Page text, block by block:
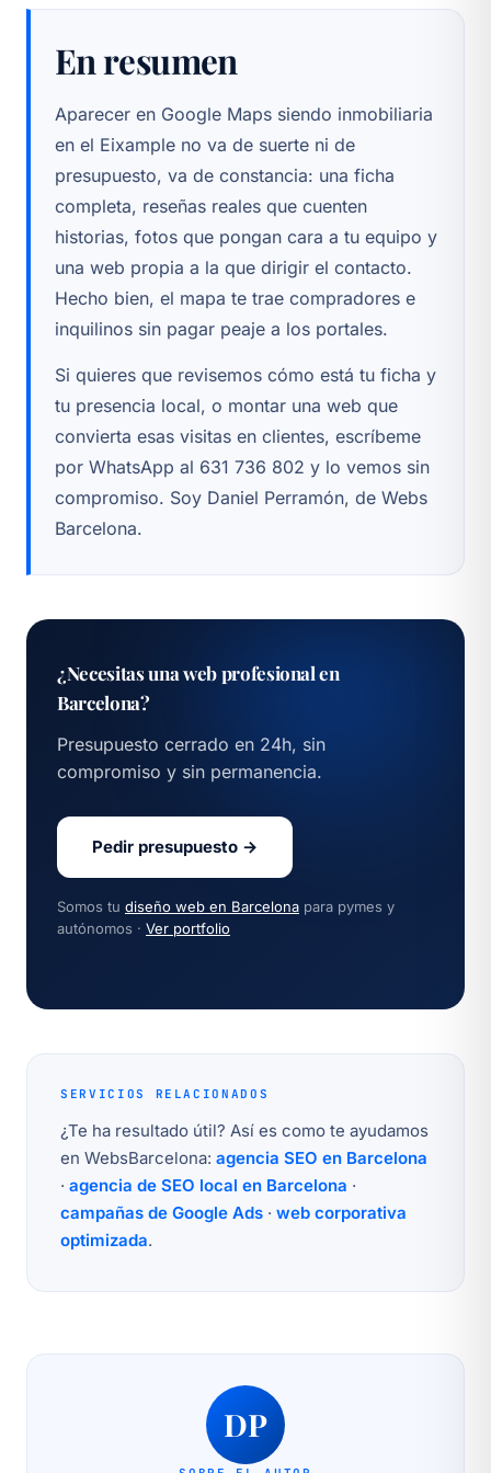
con el tiempo.
discutas en público. Y si es injusta o falsa,
aunque no siempre la aceptan.
En resumen
Aparecer en Google Maps siendo inmobiliaria
en el Eixample no va de suerte ni de
presupuesto, va de constancia: una ficha
completa, reseñas reales que cuenten
historias, fotos que pongan cara a tu equipo y
una web propia a la que dirigir el contacto.
Hecho bien, el mapa te trae compradores e
inquilinos sin pagar peaje a los portales.
Si quieres que revisemos cómo está tu ficha y
tu presencia local, o montar una web que
convierta esas visitas en clientes, escríbeme
por WhatsApp al 631 736 802 y lo vemos sin
compromiso. Soy Daniel Perramón, de Webs
Barcelona.
¿Necesitas una web profesional en
Barcelona?
Presupuesto cerrado en 24h, sin
compromiso y sin permanencia.
Pedir presupuesto →
Somos tu diseño web en Barcelona para pymes y
autónomos · Ver portfolio
SERVICIOS RELACIONADOS
¿Te ha resultado útil? Así es como te ayudamos
en WebsBarcelona: agencia SEO en Barcelona
· agencia de SEO local en Barcelona ·
campañas de Google Ads · web corporativa
optimizada.
DP